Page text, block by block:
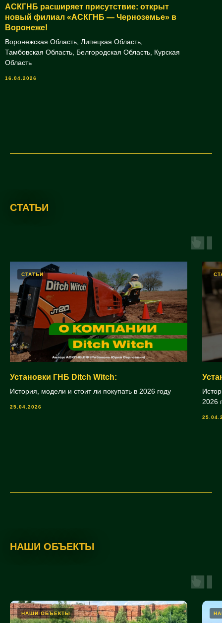
АСКГНБ расширяет присутствие: открыт
новый филиал «АСКГНБ — Черноземье» в
Воронеже!
Воронежская Область, Липецкая Область,
Тамбовская Область, Белгородская Область, Курская
Область
16.04.2026
СТАТЬИ
СТАТЬИ
Установки ГНБ Ditch Witch:
История, модели и стоит ли покупать в 2026 году
25.04.2026
2026
НАШИ ОБЪЕКТЫ
НАШИ ОБЪЕКТЫ